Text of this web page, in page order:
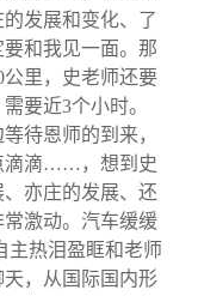
发展和变化、了
和我见一面。那
里，史老师还要
要近3个小时。
待恩师的到来，
滴滴……，想到史
亦庄的发展、还
激动。汽车缓缓
主热泪盈眶和老师
，从国际国内形